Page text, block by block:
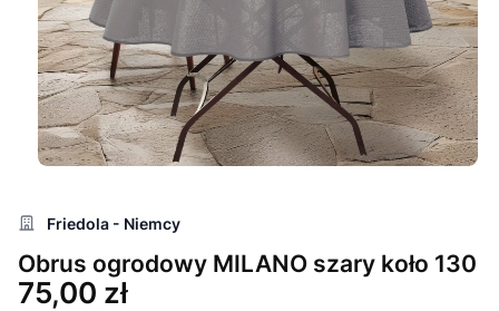
Friedola - Niemcy
Obrus ogrodowy MILANO szary koło 130
Cena
75,00 zł